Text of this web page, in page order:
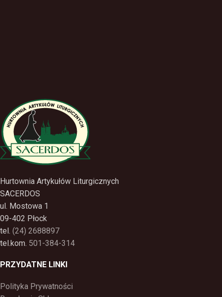
Hurtownia Artykułów Liturgicznych
SACERDOS
ul. Mostowa 1
09-402 Płock
tel. (24) 2688897
tel.kom. 501-384-314
PRZYDATNE LINKI
Polityka Prywatności